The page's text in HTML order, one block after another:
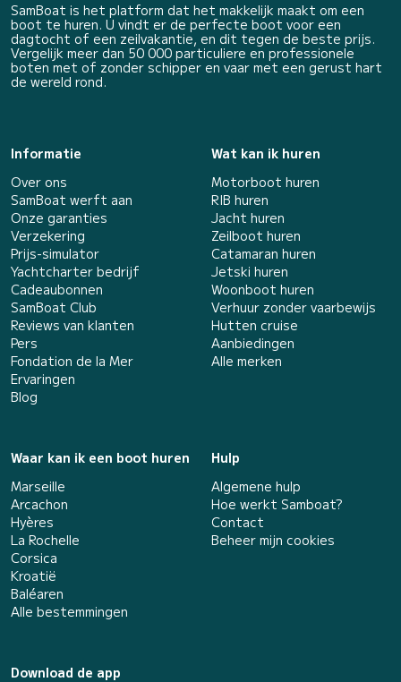
SamBoat is het platform dat het makkelijk maakt om een
boot te huren. U vindt er de perfecte boot voor een
dagtocht of een zeilvakantie, en dit tegen de beste prijs.
Vergelijk meer dan 50 000 particuliere en professionele
boten met of zonder schipper en vaar met een gerust hart
de wereld rond.
Informatie
Over ons
SamBoat werft aan
Onze garanties
Verzekering
Prijs-simulator
Yachtcharter bedrijf
Cadeaubonnen
SamBoat Club
Reviews van klanten
Pers
Fondation de la Mer
Ervaringen
Blog
Wat kan ik huren
Motorboot huren
RIB huren
Jacht huren
Zeilboot huren
Catamaran huren
Jetski huren
Woonboot huren
Verhuur zonder vaarbewijs
Hutten cruise
Aanbiedingen
Alle merken
Waar kan ik een boot huren
Marseille
Arcachon
Hyères
La Rochelle
Corsica
Kroatië
Baléaren
Alle bestemmingen
Hulp
Algemene hulp
Hoe werkt Samboat?
Contact
Beheer mijn cookies
Download de app